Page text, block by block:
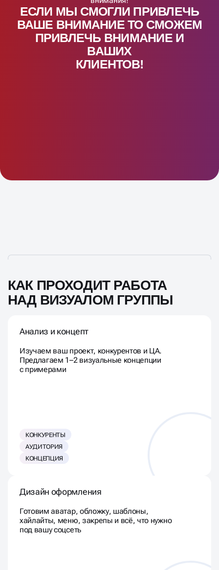
Мы сделали этот блок для привлечения
внимания!
ЕСЛИ МЫ СМОГЛИ ПРИВЛЕЧЬ
ВАШЕ ВНИМАНИЕ ТО СМОЖЕМ
ПРИВЛЕЧЬ ВНИМАНИЕ И
ВАШИX
КАК ПРОХОДИТ РАБОТА
Анализ и концепт
Изучаем ваш проект, конкурентов и ЦА.
Предлагаем 1–2 визуальные концепции
КОНКУРЕНТЫ
АУДИТОРИЯ
Дизайн оформления
Готовим аватар, обложку, шаблоны,
хайлайты, меню, закрепы и всё, что нужно